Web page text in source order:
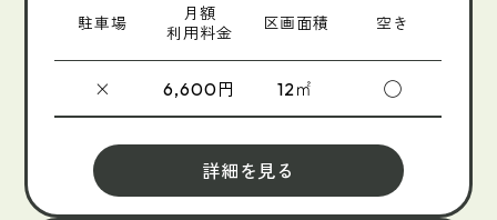
駐車場
月額
利用料金
区画面積 空き
× 6,600円 12㎡ ◯
詳細を見る